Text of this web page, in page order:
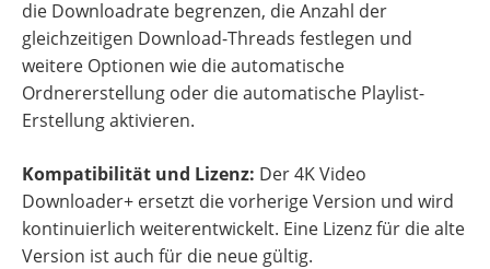
die Downloadrate begrenzen, die Anzahl der
gleichzeitigen Download-Threads festlegen und
weitere Optionen wie die automatische
Ordnererstellung oder die automatische Playlist-
Erstellung aktivieren.
Kompatibilität und Lizenz: Der 4K Video
Downloader+ ersetzt die vorherige Version und wird
kontinuierlich weiterentwickelt. Eine Lizenz für die alte
Version ist auch für die neue gültig.